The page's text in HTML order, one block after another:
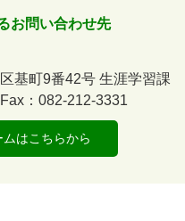
お問い合わせ先
基町9番42号 生涯学習課
Fax：082-212-3331
はこちらから